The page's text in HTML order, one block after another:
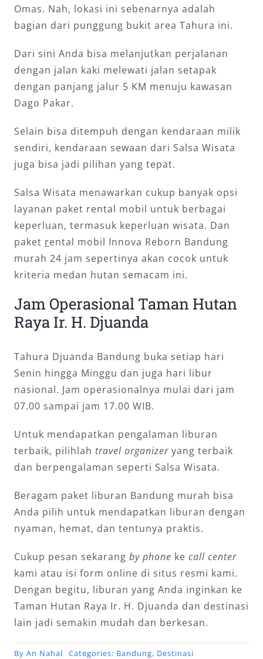
Omas. Nah, lokasi ini sebenarnya adalah
bagian dari punggung bukit area Tahura ini.
Dari sini Anda bisa melanjutkan perjalanan
dengan jalan kaki melewati jalan setapak
dengan panjang jalur 5 KM menuju kawasan
Dago Pakar.
Selain bisa ditempuh dengan kendaraan milik
sendiri, kendaraan sewaan dari Salsa Wisata
juga bisa jadi pilihan yang tepat.
Salsa Wisata menawarkan cukup banyak opsi
layanan paket rental mobil untuk berbagai
keperluan, termasuk keperluan wisata. Dan
paket rental mobil Innova Reborn Bandung
murah 24 jam sepertinya akan cocok untuk
kriteria medan hutan semacam ini.
Jam Operasional Taman Hutan
Raya Ir. H. Djuanda
Tahura Djuanda Bandung buka setiap hari
Senin hingga Minggu dan juga hari libur
nasional. Jam operasionalnya mulai dari jam
07.00 sampai jam 17.00 WIB.
Untuk mendapatkan pengalaman liburan
terbaik, pilihlah travel organizer yang terbaik
dan berpengalaman seperti Salsa Wisata.
Beragam paket liburan Bandung murah bisa
Anda pilih untuk mendapatkan liburan dengan
nyaman, hemat, dan tentunya praktis.
Cukup pesan sekarang by phone ke call center
kami atau isi form online di situs resmi kami.
Dengan begitu, liburan yang Anda inginkan ke
Taman Hutan Raya Ir. H. Djuanda dan destinasi
lain jadi semakin mudah dan berkesan.
By An Nahal Categories: Bandung, Destinasi